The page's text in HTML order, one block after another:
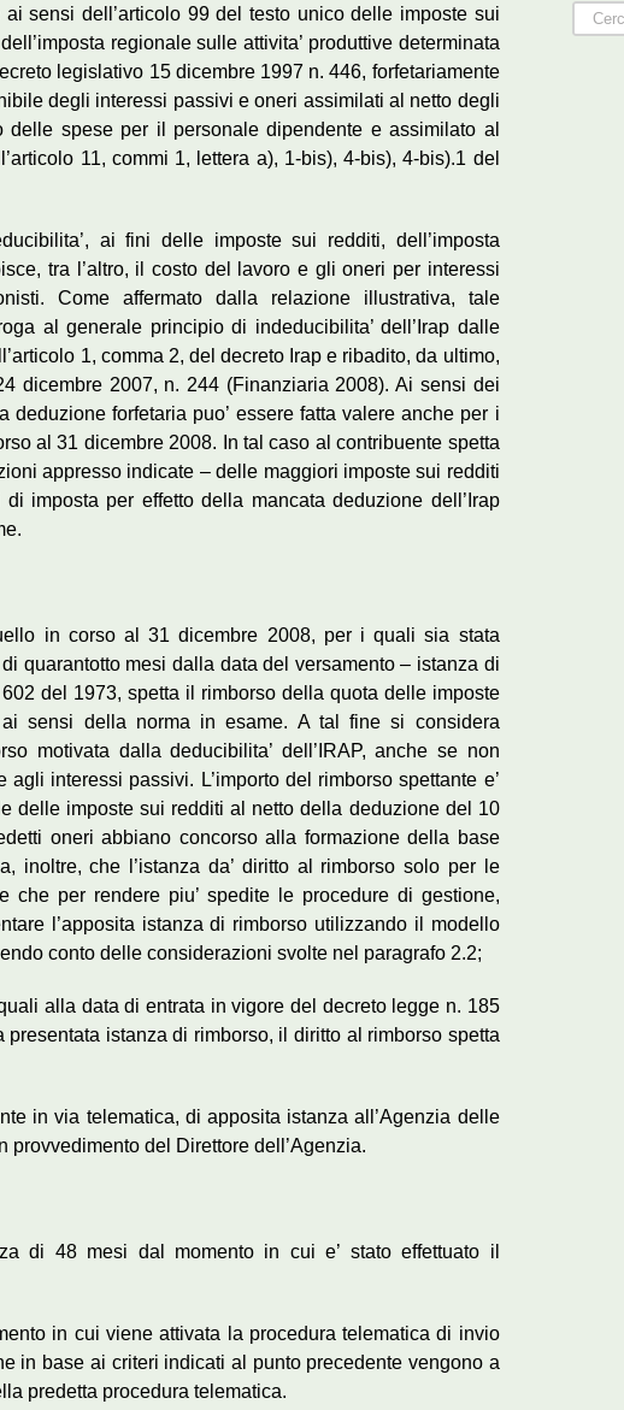
sensi dell’articolo 99 del testo unico delle imposte sui
regionale sulle attivita’ produttive determinata
legislativo 15 dicembre 1997 n. 446, forfetariamente
degli interessi passivi e oneri assimilati al netto degli
spese per il personale dipendente e assimilato al
11, commi 1, lettera a), 1-bis), 4-bis), 4-bis).1 del
ai fini delle imposte sui redditi, dell’imposta
tra l’altro, il costo del lavoro e gli oneri per interessi
Come affermato dalla relazione illustrativa, tale
al generale principio di indeducibilita’ dell’Irap dalle
1, comma 2, del decreto Irap e ribadito, da ultimo,
dicembre 2007, n. 244 (Finanziaria 2008). Ai sensi dei
deduzione forfetaria puo’ essere fatta valere anche per i
al 31 dicembre 2008. In tal caso al contribuente spetta
appresso indicate – delle maggiori imposte sui redditi
imposta per effetto della mancata deduzione dell’Irap
in corso al 31 dicembre 2008, per i quali sia stata
quarantotto mesi dalla data del versamento – istanza di
del 1973, spetta il rimborso della quota delle imposte
ai sensi della norma in esame. A tal fine si considera
motivata dalla deducibilita’ dell’IRAP, anche se non
interessi passivi. L’importo del rimborso spettante e’
delle imposte sui redditi al netto della deduzione del 10
oneri abbiano concorso alla formazione della base
inoltre, che l’istanza da’ diritto al rimborso solo per le
che per rendere piu’ spedite le procedure di gestione,
l’apposita istanza di rimborso utilizzando il modello
conto delle considerazioni svolte nel paragrafo 2.2;
alla data di entrata in vigore del decreto legge n. 185
istanza di rimborso, il diritto al rimborso spetta
in via telematica, di apposita istanza all’Agenzia delle
provvedimento del Direttore dell’Agenzia.
di 48 mesi dal momento in cui e’ stato effettuato il
in cui viene attivata la procedura telematica di invio
in base ai criteri indicati al punto precedente vengono a
predetta procedura telematica.
Cerca
per: